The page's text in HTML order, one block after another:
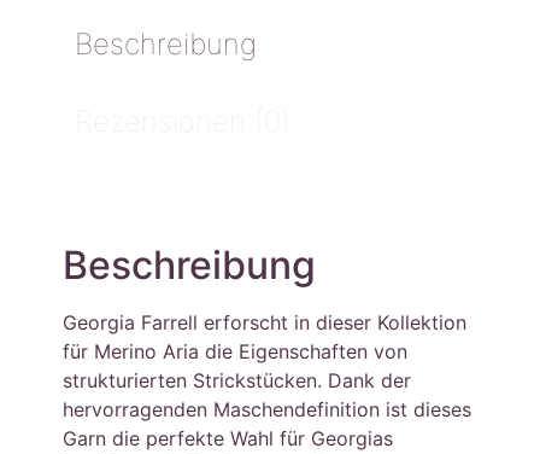
Beschreibung
Rezensionen (0)
Beschreibung
Georgia Farrell erforscht in dieser Kollektion
für Merino Aria die Eigenschaften von
strukturierten Strickstücken. Dank der
hervorragenden Maschendefinition ist dieses
Garn die perfekte Wahl für Georgias